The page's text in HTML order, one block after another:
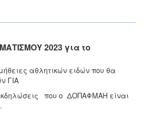
2023 για το
αθλητικών ειδών που θα
ΓΙΑ
που ο ΔΟΠΑΦΜΑΗ είναι